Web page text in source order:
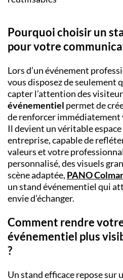
Pourquoi choisir un
pour votre
Lors d’un événement
vous disposez de seulement
capter l’attention des
événementiel permet de
de renforcer immédiatement
Il devient un véritable
entreprise, capable de
valeurs et votre
personnalisé, des visuels
scène adaptée, PANO Colmar
un stand événementiel qui
envie d’échanger.
Comment rendre
événementiel plus
?
Un stand efficace repose sur